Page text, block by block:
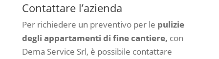
Contattare l’azienda
Per richiedere un preventivo per le pulizie
degli appartamenti di fine cantiere, con
Dema Service Srl, è possibile contattare